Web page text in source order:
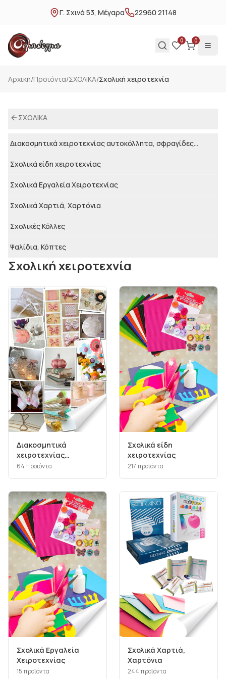
Γ. Σχινά 53, Μέγαρα 22960 21148
0 0
Αρχική/Προϊόντα/ΣΧΟΛΙΚΑ/Σχολική χειροτεχνία
ΣΧΟΛΙΚΑ
Διακοσμητικά χειροτεχνίας αυτοκόλλητα, σφραγίδες...
Σχολικά είδη χειροτεχνίας
Σχολικά Εργαλεία Χειροτεχνίας
Σχολικά Χαρτιά, Χαρτόνια
Σχολικές Κόλλες
Ψαλίδια, Κόπτες
Σχολική χειροτεχνία
Διακοσμητικά
χειροτεχνίας
αυτοκόλλητα,
64προϊόντα
Σχολικά είδη
χειροτεχνίας
217προϊόντα
Σχολικά Εργαλεία
Χειροτεχνίας
15προϊόντα
Σχολικά Χαρτιά,
Χαρτόνια
244προϊόντα